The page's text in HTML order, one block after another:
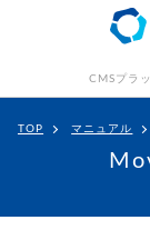
CMSプラ
TOP マニュアル